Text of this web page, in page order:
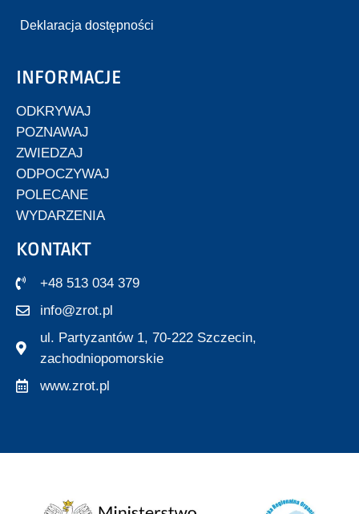
Deklaracja dostępności
INFORMACJE
ODKRYWAJ
POZNAWAJ
ZWIEDZAJ
ODPOCZYWAJ
POLECANE
WYDARZENIA
KONTAKT
+48 513 034 379
info@zrot.pl
ul. Partyzantów 1, 70-222 Szczecin,
zachodniopomorskie
www.zrot.pl